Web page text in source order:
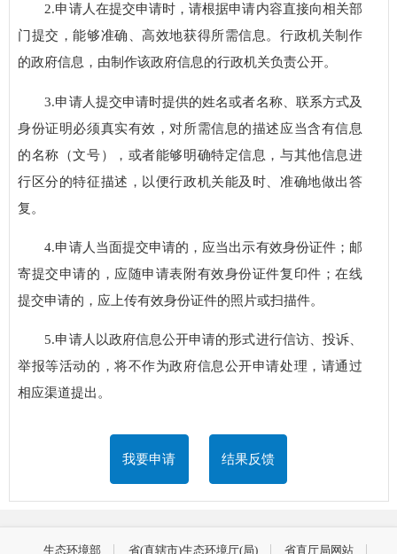
2.申请人在提交申请时，请根据申请内容直接向相关部
门提交，能够准确、高效地获得所需信息。行政机关制作
的政府信息，由制作该政府信息的行政机关负责公开。
3.申请人提交申请时提供的姓名或者名称、联系方式及
身份证明必须真实有效，对所需信息的描述应当含有信息
的名称（文号），或者能够明确特定信息，与其他信息进
行区分的特征描述，以便行政机关能及时、准确地做出答
复。
4.申请人当面提交申请的，应当出示有效身份证件；邮
寄提交申请的，应随申请表附有效身份证件复印件；在线
提交申请的，应上传有效身份证件的照片或扫描件。
5.申请人以政府信息公开申请的形式进行信访、投诉、
举报等活动的，将不作为政府信息公开申请处理，请通过
相应渠道提出。
我要申请 结果反馈
生态环境部 省(直辖市)生态环境厅(局) 省直厅局网站